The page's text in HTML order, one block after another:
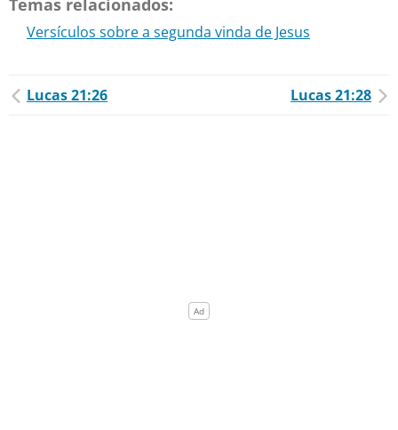
Temas relacionados:
Versículos sobre a segunda vinda de Jesus
Lucas 21:26 Lucas 21:28